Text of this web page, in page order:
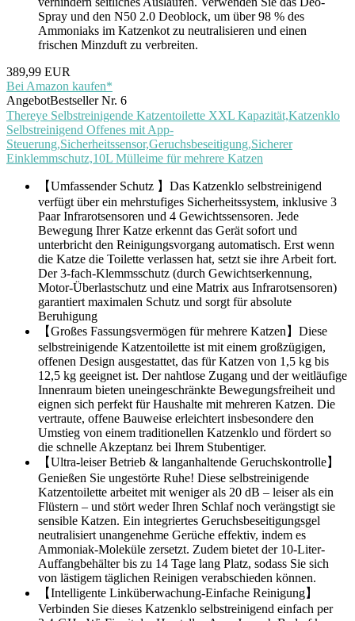
Spray und den N50 2.0 Deoblock, um über 98 % des
Ammoniaks im Katzenkot zu neutralisieren und einen
frischen Minzduft zu verbreiten.
389,99 EUR
Bei Amazon kaufen*
AngebotBestseller Nr. 6
Thereye Selbstreinigende Katzentoilette XXL Kapazität,Katzenklo
Selbstreinigend Offenes mit App-
Steuerung,Sicherheitssensor,Geruchsbeseitigung,Sicherer
Einklemmschutz,10L Mülleime für mehrere Katzen
【Umfassender Schutz 】Das Katzenklo selbstreinigend
verfügt über ein mehrstufiges Sicherheitssystem, inklusive 3
Paar Infrarotsensoren und 4 Gewichtssensoren. Jede
Bewegung Ihrer Katze erkennt das Gerät sofort und
unterbricht den Reinigungsvorgang automatisch. Erst wenn
die Katze die Toilette verlassen hat, setzt sie ihre Arbeit fort.
Der 3-fach-Klemmsschutz (durch Gewichtserkennung,
Motor-Überlastschutz und eine Matrix aus Infrarotsensoren)
garantiert maximalen Schutz und sorgt für absolute
Beruhigung
【Großes Fassungsvermögen für mehrere Katzen】Diese
selbstreinigende Katzentoilette ist mit einem großzügigen,
offenen Design ausgestattet, das für Katzen von 1,5 kg bis
12,5 kg geeignet ist. Der nahtlose Zugang und der weitläufige
Innenraum bieten uneingeschränkte Bewegungsfreiheit und
eignen sich perfekt für Haushalte mit mehreren Katzen. Die
vertraute, offene Bauweise erleichtert insbesondere den
Umstieg von einem traditionellen Katzenklo und fördert so
die schnelle Akzeptanz bei Ihrem Stubentiger.
【Ultra-leiser Betrieb & langanhaltende Geruchskontrolle】
Genießen Sie ungestörte Ruhe! Diese selbstreinigende
Katzentoilette arbeitet mit weniger als 20 dB – leiser als ein
Flüstern – und stört weder Ihren Schlaf noch verängstigt sie
sensible Katzen. Ein integriertes Geruchsbeseitigungsgel
neutralisiert unangenehme Gerüche effektiv, indem es
Ammoniak-Moleküle zersetzt. Zudem bietet der 10-Liter-
Auffangbehälter bis zu 14 Tage lang Platz, sodass Sie sich
von lästigem täglichen Reinigen verabschieden können.
【Intelligente Linküberwachung-Einfache Reinigung】
Verbinden Sie dieses Katzenklo selbstreinigend einfach per